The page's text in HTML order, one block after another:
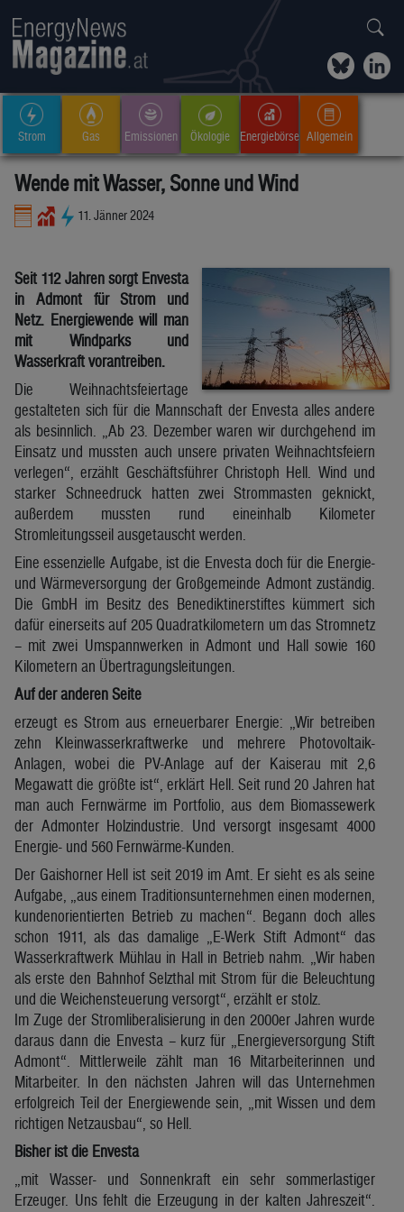
Strom Gas Emissionen Ökologie Energiebörse Allgemein
Wende mit Wasser, Sonne und Wind
11. Jänner 2024
Seit 112 Jahren sorgt Envesta
in Admont für Strom und
Netz. Energiewende will man
mit Windparks und
Wasserkraft vorantreiben.
Die Weihnachtsfeiertage
gestalteten sich für die Mannschaft der Envesta alles andere
als besinnlich. „Ab 23. Dezember waren wir durchgehend im
Einsatz und mussten auch unsere privaten Weihnachtsfeiern
verlegen“, erzählt Geschäftsführer Christoph Hell. Wind und
starker Schneedruck hatten zwei Strommasten geknickt,
außerdem mussten rund eineinhalb Kilometer
Stromleitungsseil ausgetauscht werden.
Eine essenzielle Aufgabe, ist die Envesta doch für die Energie-
und Wärmeversorgung der Großgemeinde Admont zuständig.
Die GmbH im Besitz des Benediktinerstiftes kümmert sich
dafür einerseits auf 205 Quadratkilometern um das Stromnetz
– mit zwei Umspannwerken in Admont und Hall sowie 160
Kilometern an Übertragungsleitungen.
Auf der anderen Seite
erzeugt es Strom aus erneuerbarer Energie: „Wir betreiben
zehn Kleinwasserkraftwerke und mehrere Photovoltaik-
Anlagen, wobei die PV-Anlage auf der Kaiserau mit 2,6
Megawatt die größte ist“, erklärt Hell. Seit rund 20 Jahren hat
man auch Fernwärme im Portfolio, aus dem Biomassewerk
der Admonter Holzindustrie. Und versorgt insgesamt 4000
Energie- und 560 Fernwärme-Kunden.
Der Gaishorner Hell ist seit 2019 im Amt. Er sieht es als seine
Aufgabe, „aus einem Traditionsunternehmen einen modernen,
kundenorientierten Betrieb zu machen“. Begann doch alles
schon 1911, als das damalige „E-Werk Stift Admont“ das
Wasserkraftwerk Mühlau in Hall in Betrieb nahm. „Wir haben
als erste den Bahnhof Selzthal mit Strom für die Beleuchtung
und die Weichensteuerung versorgt“, erzählt er stolz.
Im Zuge der Stromliberalisierung in den 2000er Jahren wurde
daraus dann die Envesta – kurz für „Energieversorgung Stift
Admont“. Mittlerweile zählt man 16 Mitarbeiterinnen und
Mitarbeiter. In den nächsten Jahren will das Unternehmen
erfolgreich Teil der Energiewende sein, „mit Wissen und dem
richtigen Netzausbau“, so Hell.
Bisher ist die Envesta
„mit Wasser- und Sonnenkraft ein sehr sommerlastiger
Erzeuger. Uns fehlt die Erzeugung in der kalten Jahreszeit“.